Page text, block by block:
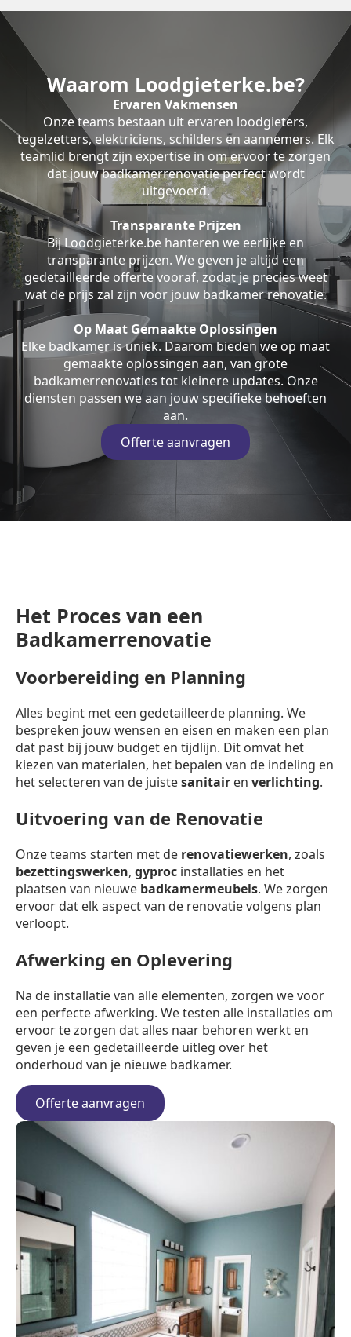
Waarom Loodgieterke.be?
Ervaren Vakmensen
Onze teams bestaan uit ervaren loodgieters,
tegelzetters, elektriciens, schilders en aannemers. Elk
teamlid brengt zijn expertise in om ervoor te zorgen
dat jouw badkamerrenovatie perfect wordt
uitgevoerd.
Transparante Prijzen
Bij Loodgieterke.be hanteren we eerlijke en
transparante prijzen. We geven je altijd een
gedetailleerde offerte vooraf, zodat je precies weet
wat de prijs zal zijn voor jouw badkamer renovatie.
Op Maat Gemaakte Oplossingen
Elke badkamer is uniek. Daarom bieden we op maat
gemaakte oplossingen aan, van grote
badkamerrenovaties tot kleinere updates. Onze
diensten passen we aan jouw specifieke behoeften
aan.
Offerte aanvragen
Het Proces van een
Badkamerrenovatie
Voorbereiding en Planning
Alles begint met een gedetailleerde planning. We
bespreken jouw wensen en eisen en maken een plan
dat past bij jouw budget en tijdlijn. Dit omvat het
kiezen van materialen, het bepalen van de indeling en
het selecteren van de juistesanitair en verlichting.
Uitvoering van de Renovatie
Onze teams starten met de renovatiewerken, zoals
bezettingswerken, gyproc installaties en het
plaatsen van nieuwe badkamermeubels. We zorgen
ervoor dat elk aspect van de renovatie volgens plan
verloopt.
Afwerking en Oplevering
Na de installatie van alle elementen, zorgen we voor
een perfecte afwerking. We testen alle installaties om
ervoor te zorgen dat alles naar behoren werkt en
geven je een gedetailleerde uitleg over het
onderhoud van je nieuwe badkamer.
Offerte aanvragen